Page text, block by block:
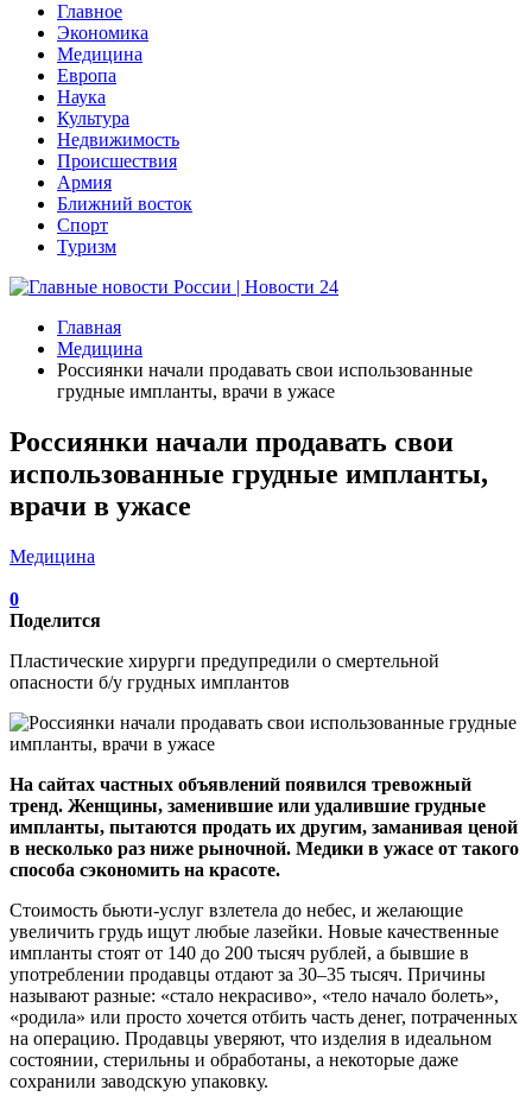
Главное
Экономика
Медицина
Европа
Наука
Культура
Недвижимость
Происшествия
Армия
Ближний восток
Спорт
Туризм
Главная
Медицина
Россиянки начали продавать свои использованные
грудные импланты, врачи в ужасе
Россиянки начали продавать свои
использованные грудные импланты,
врачи в ужасе
Медицина
0
Поделится
Пластические хирурги предупредили о смертельной
опасности б/у грудных имплантов
На сайтах частных объявлений появился тревожный
тренд. Женщины, заменившие или удалившие грудные
импланты, пытаются продать их другим, заманивая ценой
в несколько раз ниже рыночной. Медики в ужасе от такого
способа сэкономить на красоте.
Стоимость бьюти-услуг взлетела до небес, и желающие
увеличить грудь ищут любые лазейки. Новые качественные
импланты стоят от 140 до 200 тысяч рублей, а бывшие в
употреблении продавцы отдают за 30–35 тысяч. Причины
называют разные: «стало некрасиво», «тело начало болеть»,
«родила» или просто хочется отбить часть денег, потраченных
на операцию. Продавцы уверяют, что изделия в идеальном
состоянии, стерильны и обработаны, а некоторые даже
сохранили заводскую упаковку.